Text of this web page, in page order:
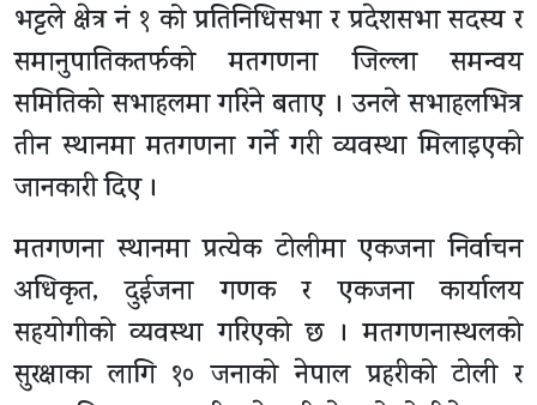
भट्टले क्षेत्र नं १ को प्रतिनिधिसभा र प्रदेशसभा सदस्य र
समानुपातिकतर्फको मतगणना जिल्ला समन्वय
समितिको सभाहलमा गरिने बताए । उनले सभाहलभित्र
तीन स्थानमा मतगणना गर्ने गरी व्यवस्था मिलाइएको
जानकारी दिए ।
मतगणना स्थानमा प्रत्येक टोलीमा एकजना निर्वाचन
अधिकृत, दुईजना गणक र एकजना कार्यालय
सहयोगीको व्यवस्था गरिएको छ । मतगणनास्थलको
सुरक्षाका लागि १० जनाको नेपाल प्रहरीको टोली र